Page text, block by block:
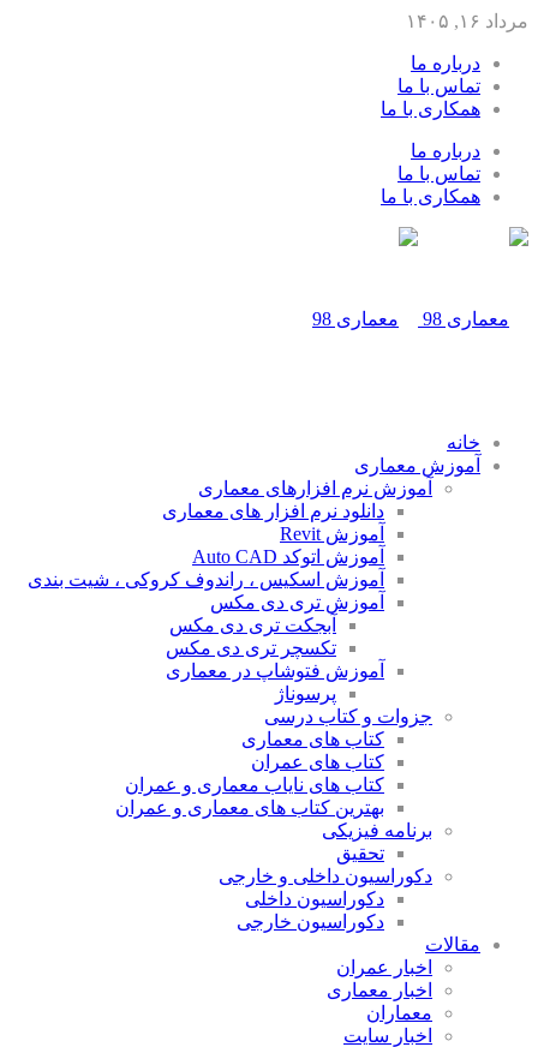
مرداد ۱۶, ۱۴۰۵
درباره ما
تماس با ما
همکاری با ما
درباره ما
تماس با ما
همکاری با ما
خانه
آموزش معماری
آموزش نرم افزارهای معماری
دانلود نرم افزار های معماری
آموزش Revit
آموزش اتوکد Auto CAD
آموزش اسکیس ، راندوف کروکی ، شیت بندی
آموزش تری دی مکس
آبجکت تری دی مکس
تکسچر تری دی مکس
آموزش فتوشاپ در معماری
پرسوناژ
جزوات و کتاب درسی
کتاب های معماری
کتاب های عمران
کتاب های نایاب معماری و عمران
بهترین کتاب های معماری و عمران
برنامه فیزیکی
تحقیق
دکوراسیون داخلی و خارجی
دکوراسیون داخلی
دکوراسیون خارجی
مقالات
اخبار عمران
اخبار معماری
معماران
اخبار سایت